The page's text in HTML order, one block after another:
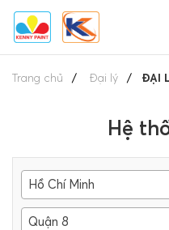
Trang chủ Đại lý ĐẠI
Hệ
Hồ Chí Minh
Quận 8